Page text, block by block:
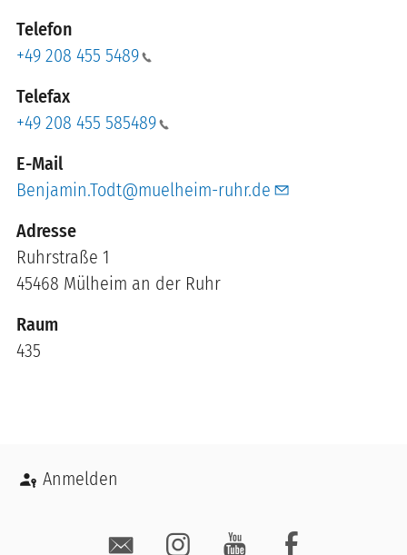
Telefon
+49 208 455 5489
Telefax
+49 208 455 585489
E-Mail
Benjamin.Todt@muelheim-ruhr.de
Ruhrstraße 1
45468 Mülheim an der Ruhr
Raum
435
Benutzermenü
Anmelden